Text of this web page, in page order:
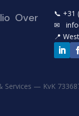
Over
📞 +31
✉
📍
Services — KvK